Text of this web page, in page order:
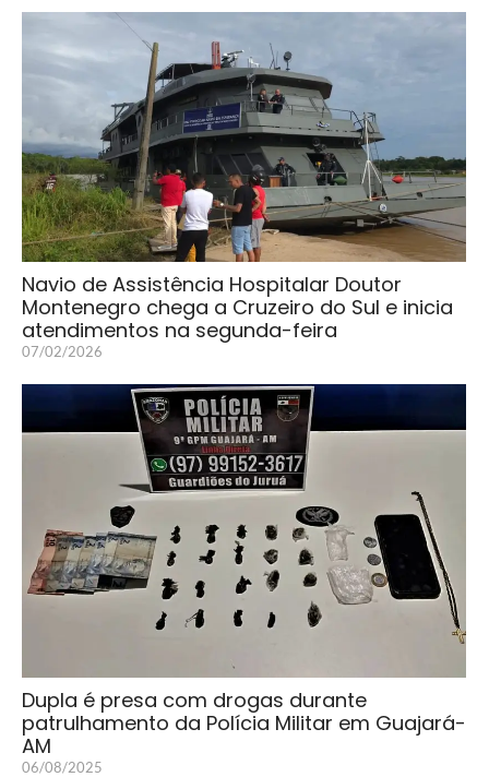
Navio de Assistência Hospitalar Doutor
Montenegro chega a Cruzeiro do Sul e inicia
atendimentos na segunda-feira
07/02/2026
Dupla é presa com drogas durante
patrulhamento da Polícia Militar em Guajará-
AM
06/08/2025